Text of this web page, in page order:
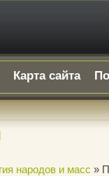
Карта сайта
народов и масс »